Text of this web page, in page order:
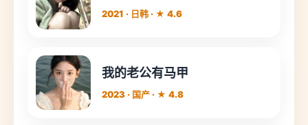
2021 · 日韩 · ★ 4.6
我的老公有马甲
2023 · 国产 · ★ 4.8